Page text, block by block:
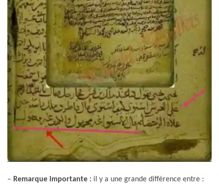
– Remarque importante : il y a une grande différence entre :